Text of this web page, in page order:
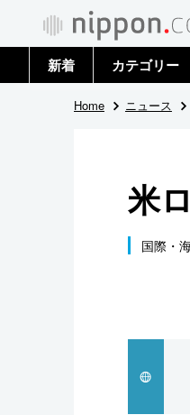
新着 カテゴリー
政治・外交
国際
科学・技術
暮らし
Home ニュース
米
国際・